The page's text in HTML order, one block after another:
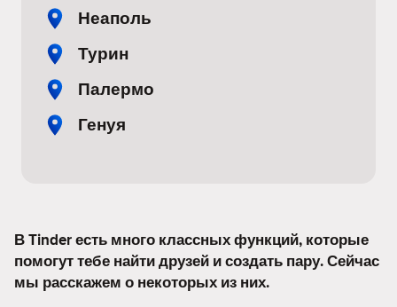
Неаполь
Турин
Палермо
Генуя
В Tinder есть много классных функций, которые
помогут тебе найти друзей и создать пару. Сейчас
мы расскажем о некоторых из них.